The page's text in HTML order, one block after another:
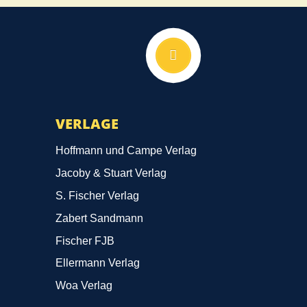
VERLAGE
Hoffmann und Campe Verlag
Jacoby & Stuart Verlag
S. Fischer Verlag
Zabert Sandmann
Fischer FJB
Ellermann Verlag
Woa Verlag